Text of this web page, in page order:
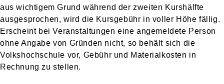
aus wichtigem Grund während der zweiten Kurshälfte
ausgesprochen, wird die Kursgebühr in voller Höhe fällig.
Erscheint bei Veranstaltungen eine angemeldete Person
ohne Angabe von Gründen nicht, so behält sich die
Volkshochschule vor, Gebühr und Materialkosten in
Rechnung zu stellen.